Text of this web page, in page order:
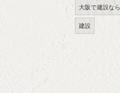
大阪で建設なら
建設